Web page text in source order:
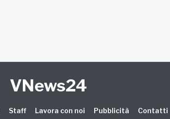
VNews24
Staff Lavora con noi Pubblicità Contatti